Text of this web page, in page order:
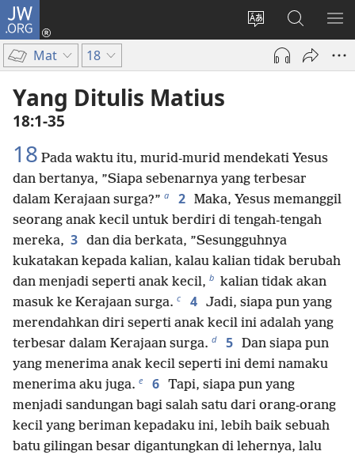
JW.ORG
Ganti
bahasa
situs
Log
(terbuka
Cari
JW.ORG
Mat 18
Yang Ditulis Matius
18:1-35
18 Pada waktu itu, murid-murid mendekati Yesus
dan bertanya, ”Siapa sebenarnya yang terbesar
dalam Kerajaan surga?” a 2 Maka, Yesus memanggil
seorang anak kecil untuk berdiri di tengah-tengah
mereka, 3 dan dia berkata, ”Sesungguhnya
kukatakan kepada kalian, kalau kalian tidak berubah
dan menjadi seperti anak kecil, b kalian tidak akan
masuk ke Kerajaan surga. c 4 Jadi, siapa pun yang
merendahkan diri seperti anak kecil ini adalah yang
terbesar dalam Kerajaan surga. d 5 Dan siapa pun
yang menerima anak kecil seperti ini demi namaku
menerima aku juga. e 6 Tapi, siapa pun yang
menjadi sandungan bagi salah satu dari orang-orang
kecil yang beriman kepadaku ini, lebih baik sebuah
batu gilingan besar digantungkan di lehernya, lalu